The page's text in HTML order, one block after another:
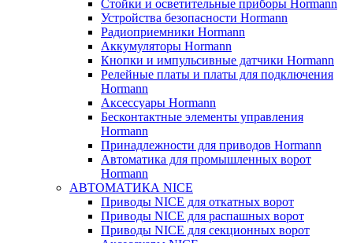
Стойки и осветительные приборы Hormann
Устройства безопасности Hormann
Радиоприемники Hormann
Аккумуляторы Hormann
Кнопки и импульсивные датчики Hormann
Релейные платы и платы для подключения
Hormann
Аксессуары Hormann
Бесконтактные элементы управления
Hormann
Принадлежности для приводов Hormann
Автоматика для промышленных ворот
Hormann
АВТОМАТИКА NICE
Приводы NICE для откатных ворот
Приводы NICE для распашных ворот
Приводы NICE для секционных ворот